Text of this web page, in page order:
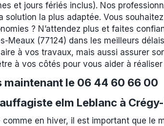
et jours fériés inclus). Nos
solution la plus adaptée. Vous
? N’attendez plus et faites
Meaux (77124) dans les meilleurs
à vos travaux, mais aussi assurer
à vos côtés pour vous aider à
maintenant le 06 44 60 66 00
elm Leblanc à
comme en hiver, il est important que